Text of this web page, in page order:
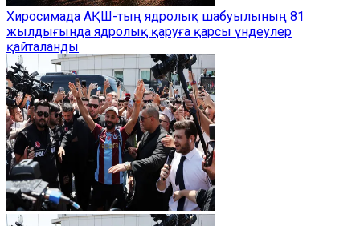
Хиросимада АҚШ-тың ядролық шабуылының 81
жылдығында ядролық қаруға қарсы үндеулер
қайталанды